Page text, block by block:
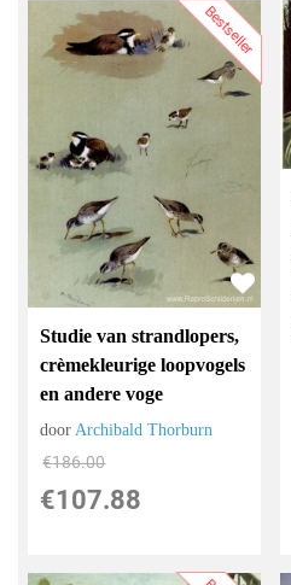
Bestseller
Studie van strandlopers,
crèmekleurige loopvogels
en andere voge
doorArchibald Thorburn
€186.00
€107.88